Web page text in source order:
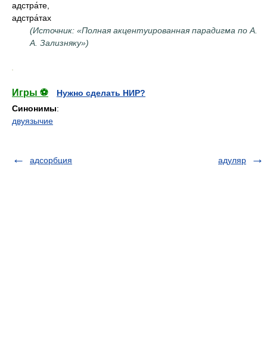
адстра́те,
адстра́тах
(Источник: «Полная акцентуированная парадигма по А.
А. Зализняку»)
Игры ⚽
Нужно сделать НИР?
Синонимы:
двуязычие
адсорбция адуляр